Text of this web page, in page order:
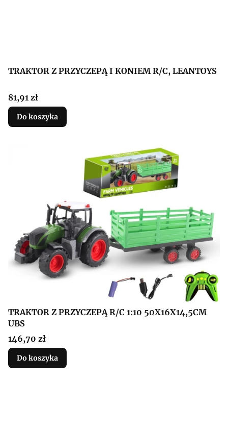
TRAKTOR Z PRZYCZEPĄ I KONIEM R/C, LEANTOYS
Cena
81,91 zł
Do koszyka
TRAKTOR Z PRZYCZEPĄ R/C 1:10 50X16X14,5CM
UBS
Cena
146,70 zł
Do koszyka